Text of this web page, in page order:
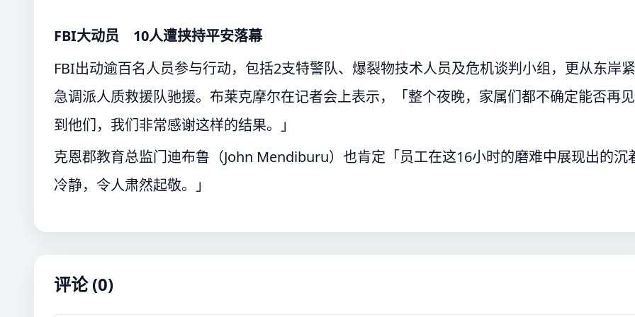
FBI大动员 10人遭挟持平安落幕
FBI出动逾百名人员参与行动，包括2支特警队、爆裂物技术人员及危机谈判小组，更从东岸紧
急调派人质救援队驰援。布莱克摩尔在记者会上表示，「整个夜晚，家属们都不确定能否再见
到他们，我们非常感谢这样的结果。」
克恩郡教育总监门迪布鲁（John Mendiburu）也肯定「员工在这16小时的磨难中展现出的沉
冷静，令人肃然起敬。」
评论 (0)